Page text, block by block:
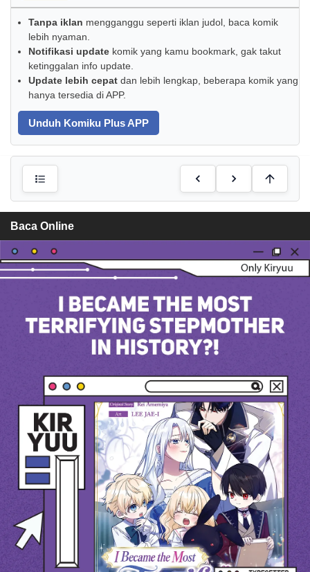
Tanpa iklan mengganggu seperti iklan judol, baca komik
lebih nyaman.
Notifikasi update komik yang kamu bookmark, gak takut
ketinggalan info update.
Update lebih cepat dan lebih lengkap, beberapa komik yang
hanya tersedia di APP.
Unduh Komiku Plus APP
Baca Online